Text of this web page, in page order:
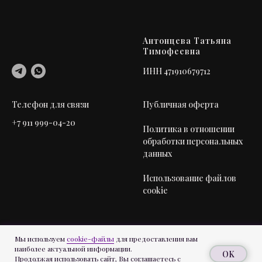
Антонцева Татьяна
Тимофеевна
ИНН 471910679712
Телефон для связи
+7 911 999-04-20
Публичная оферта
Политика в отношении
обработки персональных
данных
Использование файлов
cookie
Мы используемcookie-файлы для предоставления вам
наиболее актуальной информации.
Продолжая использовать сайт, Вы соглашаетесь с
OK